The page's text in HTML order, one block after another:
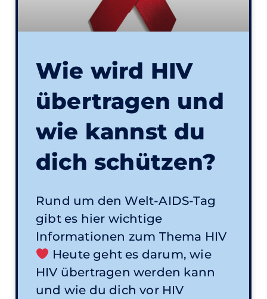
Wie wird HIV
übertragen und
wie kannst du
dich schützen?
Rund um den Welt-AIDS-Tag
gibt es hier wichtige
Informationen zum Thema HIV
Heute geht es darum, wie
HIV übertragen werden kann
und wie du dich vor HIV